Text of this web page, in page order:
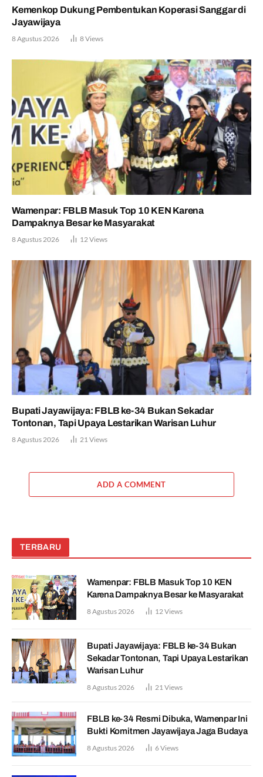
Kemenkop Dukung Pembentukan Koperasi Sanggar di
Jayawijaya
8 Agustus 2026 8Views
Wamenpar: FBLB Masuk Top 10 KEN Karena
Dampaknya Besar ke Masyarakat
8 Agustus 2026 12 Views
Bupati Jayawijaya: FBLB ke-34 Bukan Sekadar
Tontonan, Tapi Upaya Lestarikan Warisan Luhur
8 Agustus 2026 21Views
ADD A COMMENT
TERBARU
Wamenpar: FBLB Masuk Top 10 KEN
Karena Dampaknya Besar ke Masyarakat
8 Agustus 2026 12Views
Bupati Jayawijaya: FBLB ke-34 Bukan
Sekadar Tontonan, Tapi Upaya Lestarikan
Warisan Luhur
8 Agustus 2026 21Views
FBLB ke-34 Resmi Dibuka, Wamenpar Ini
Bukti Komitmen Jayawijaya Jaga Budaya
8 Agustus 2026 6Views